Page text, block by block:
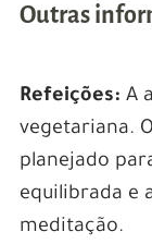
Outras
Refeições: A
vegetariana.
planejado
equilibrada e
meditação.